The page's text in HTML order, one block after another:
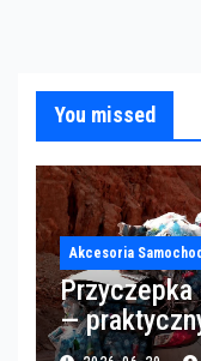
You missed
Akcesoria
Przyczepka
—